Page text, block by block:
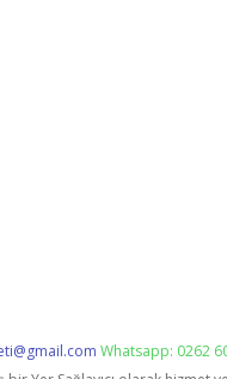
Whatsapp: 0262